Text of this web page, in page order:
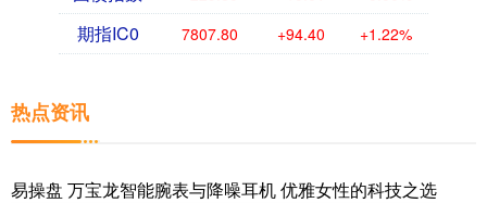
期指IC0 7807.80 +94.40 +1.22%
热点资讯
易操盘 万宝龙智能腕表与降噪耳机 优雅女性的科技之选